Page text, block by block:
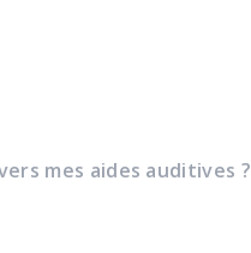
mes aides auditives ?